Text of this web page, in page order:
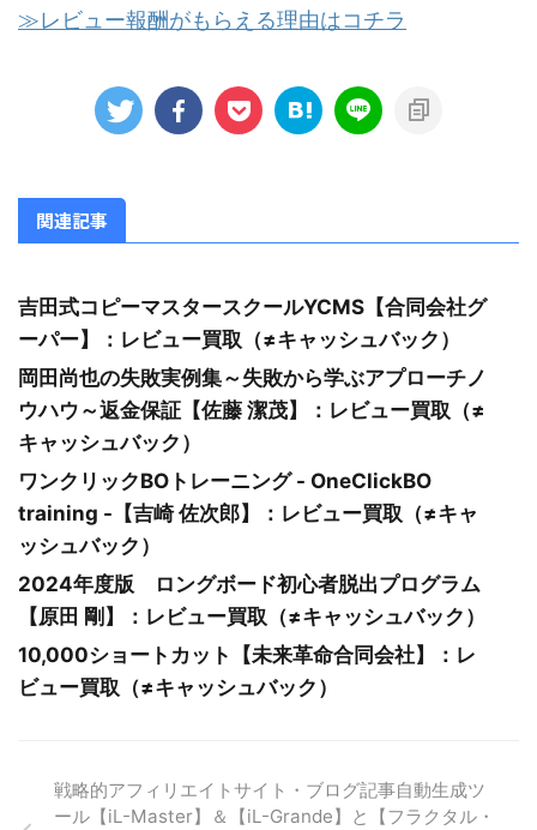
≫レビュー報酬がもらえる理由はコチラ
関連記事
吉田式コピーマスタースクールYCMS【合同会社グ
ーパー】：レビュー買取（≠キャッシュバック）
岡田尚也の失敗実例集～失敗から学ぶアプローチノ
ウハウ～返金保証【佐藤 潔茂】：レビュー買取（≠
キャッシュバック）
ワンクリックBOトレーニング - OneClickBO
training -【吉崎 佐次郎】：レビュー買取（≠キャ
ッシュバック）
2024年度版 ロングボード初心者脱出プログラム
【原田 剛】：レビュー買取（≠キャッシュバック）
10,000ショートカット【未来革命合同会社】：レ
ビュー買取（≠キャッシュバック）
戦略的アフィリエイトサイト・ブログ記事自動生成ツ
ール【iL-Master】＆【iL-Grande】と【フラクタル・